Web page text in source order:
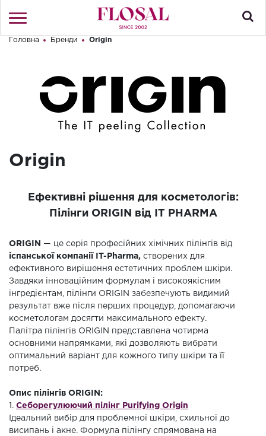
ПРО МАГАЗИН
БРЕНДИ
Головна Бренди Origin
Origin
Ефективні рішення для косметологів:
Пілінги ORIGIN від IT PHARMA
ORIGIN
— це серія професійних хімічних пілінгів від
іспанської компанії IT-Pharma, створених для
ефективного вирішення естетичних проблем шкіри.
Завдяки інноваційним формулам і високоякісним
інгредієнтам, пілінги ORIGIN забезпечують видимий
результат вже після перших процедур, допомагаючи
косметологам досягти максимального ефекту.
Палітра пілінгів ORIGIN представлена чотирма
основними напрямками, які дозволяють вибрати
оптимальний варіант для кожного типу шкіри та її
потреб.
Опис пілінгів ORIGIN:
1. Себорегулюючий пілінг Purifying Origin
Ідеальний вибір для проблемної шкіри, схильної до
висипань і акне. Формула пілінгу спрямована на